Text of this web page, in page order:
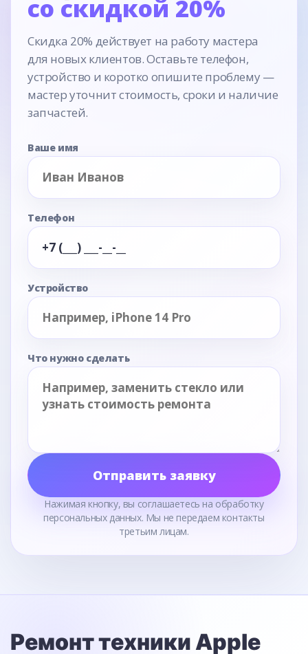
со скидкой 20%
Скидка 20% действует на работу мастера
для новых клиентов. Оставьте телефон,
устройство и коротко опишите проблему —
мастер уточнит стоимость, сроки и наличие
запчастей.
Ваше имя
Телефон
Устройство
Что нужно сделать
Отправить заявку
Нажимая кнопку, вы соглашаетесь на обработку
персональных данных. Мы не передаем контакты
третьим лицам.
Ремонт техники Apple